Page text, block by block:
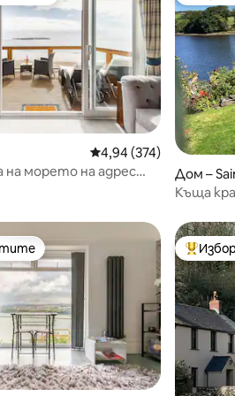
Средна оценка: 4,94
4,94 (374)
на морето на адрес
Дом –
Къща
Най-